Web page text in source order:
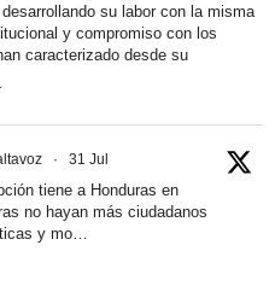
desarrollando su labor con la misma
y compromiso con los
caracterizado desde su
· 31 Jul
tiene a Honduras en
no hayan más ciudadanos
y mo…